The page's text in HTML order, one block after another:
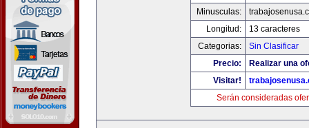
Minusculas:
Longitud:
13 caracteres
Categorias:
Sin Clasificar
Precio:
Realizar una
Visitar!
Serán consideradas